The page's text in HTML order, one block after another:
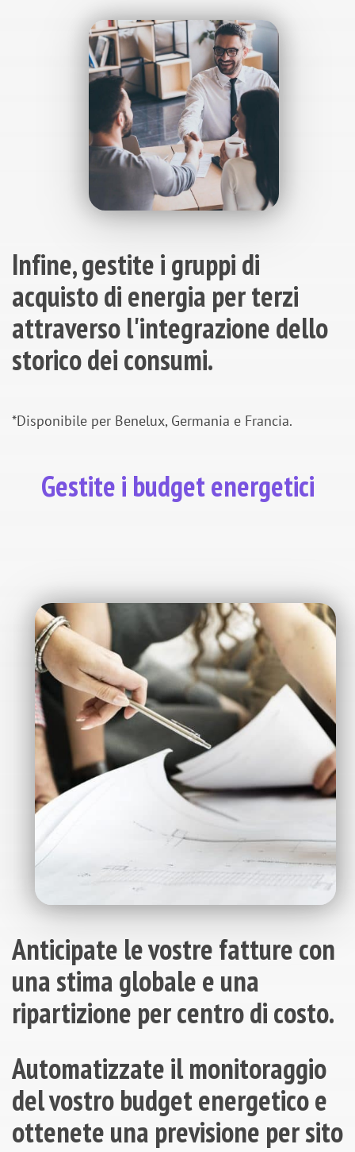
Infine, gestite i gruppi di
acquisto di energia per terzi
attraverso l'integrazione dello
storico dei consumi.
*Disponibile per Benelux, Germania e Francia.
Gestite i budget energetici
Anticipate le vostre fatture con
una stima globale e una
ripartizione per centro di costo.
Automatizzate il monitoraggio
del vostro budget energetico e
ottenete una previsione per sito